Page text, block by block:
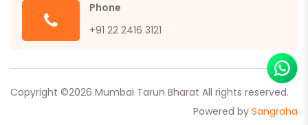
Phone
+91 22 2416 3121
Copyright ©2026 Mumbai Tarun Bharat All rights reserved.
Powered by Sangraha